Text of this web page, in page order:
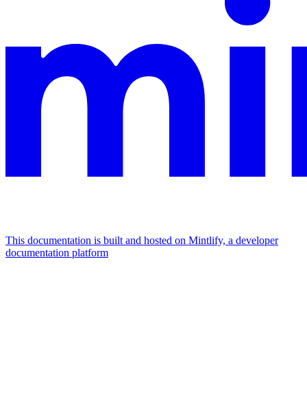
This documentation is built and hosted on Mintlify, a developer
documentation platform